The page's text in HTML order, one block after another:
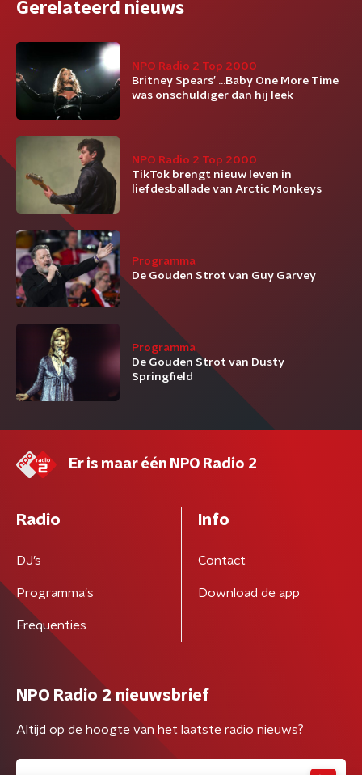
Gerelateerd nieuws
NPO Radio 2 Top 2000
Britney Spears’ ...Baby One More Time
was onschuldiger dan hij leek
NPO Radio 2 Top 2000
TikTok brengt nieuw leven in
liefdesballade van Arctic Monkeys
Programma
De Gouden Strot van Guy Garvey
Programma
De Gouden Strot van Dusty
Springfield
Er is maar één NPO Radio 2
Radio
DJ’s
Programma's
Frequenties
Info
Contact
Download de app
NPO Radio 2 nieuwsbrief
Altijd op de hoogte van het laatste radio nieuws?